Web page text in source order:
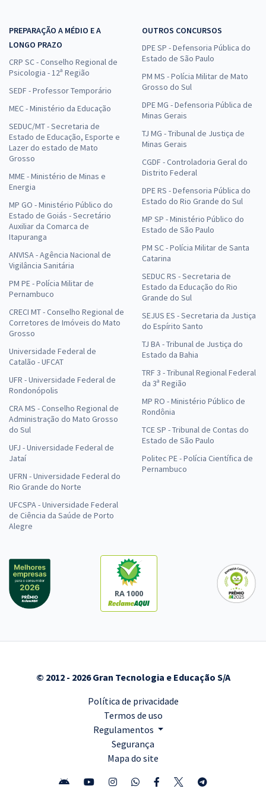
PREPARAÇÃO A MÉDIO E A
LONGO PRAZO
CRP SC - Conselho Regional de
Psicologia - 12ª Região
SEDF - Professor Temporário
MEC - Ministério da Educação
SEDUC/MT - Secretaria de
Estado de Educação, Esporte e
Lazer do estado de Mato
Grosso
MME - Ministério de Minas e
Energia
MP GO - Ministério Público do
Estado de Goiás - Secretário
Auxiliar da Comarca de
Itapuranga
ANVISA - Agência Nacional de
Vigilância Sanitária
PM PE - Polícia Militar de
Pernambuco
CRECI MT - Conselho Regional de
Corretores de Imóveis do Mato
Grosso
Universidade Federal de
Catalão - UFCAT
UFR - Universidade Federal de
Rondonópolis
CRA MS - Conselho Regional de
Administração do Mato Grosso
do Sul
UFJ - Universidade Federal de
Jataí
UFRN - Universidade Federal do
Rio Grande do Norte
UFCSPA - Universidade Federal
de Ciência da Saúde de Porto
Alegre
OUTROS CONCURSOS
DPE SP - Defensoria Pública do
Estado de São Paulo
PM MS - Polícia Militar de Mato
Grosso do Sul
DPE MG - Defensoria Pública de
Minas Gerais
TJ MG - Tribunal de Justiça de
Minas Gerais
CGDF - Controladoria Geral do
Distrito Federal
DPE RS - Defensoria Pública do
Estado do Rio Grande do Sul
MP SP - Ministério Público do
Estado de São Paulo
PM SC - Polícia Militar de Santa
Catarina
SEDUC RS - Secretaria de
Estado da Educação do Rio
Grande do Sul
SEJUS ES - Secretaria da Justiça
do Espírito Santo
TJ BA - Tribunal de Justiça do
Estado da Bahia
TRF 3 - Tribunal Regional Federal
da 3ª Região
MP RO - Ministério Público de
Rondônia
TCE SP - Tribunal de Contas do
Estado de São Paulo
Politec PE - Polícia Científica de
Pernambuco
RA 1000
© 2012 - 2026 Gran Tecnologia e Educação S/A
Política de privacidade
Termos de uso
Regulamentos
Segurança
Mapa do site